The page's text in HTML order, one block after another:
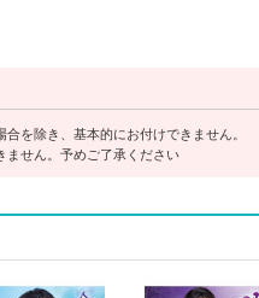
を除き、基本的にお付けできません。
ません。予めご了承ください